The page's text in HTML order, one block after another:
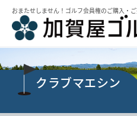
おまたせしません！ゴルフ会員権のご購⼊・
クラブマエシン